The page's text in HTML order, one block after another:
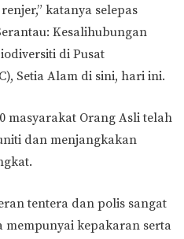
katanya selepas
Kesalihubungan
di Pusat
Setia Alam di sini, hari ini.
masyarakat Orang Asli telah
dan menjangkakan
tentera dan polis sangat
mempunyai kepakaran serta